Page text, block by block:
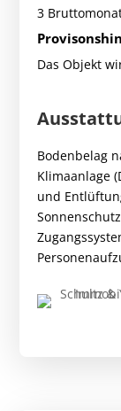
3
Das Objekt
Bodenbelag
Klimaanlage
und